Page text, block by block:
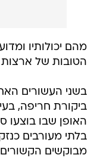
מהם יכולותיו
הטובות של
בשני העשורים
ביקורת חריפה,
האופן שבו בוצעו
בלתי מעורבים
מבוקשים